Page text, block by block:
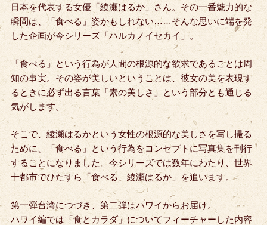
日本を代表する女優「綾瀬はるか」さん。その一番魅力的な
瞬間は、「食べる」姿かもしれない……そんな思いに端を発
した企画が今シリーズ「ハルカノイセカイ」。
「食べる」という行為が人間の根源的な欲求であることは周
知の事実。その姿が美しいということは、彼女の美を表現す
るときに必ず出る言葉「素の美しさ」という部分とも通じる
気がします。
そこで、綾瀬はるかという女性の根源的な美しさを写し撮る
ために、「食べる」という行為をコンセプトに写真集を刊行
することになりました。今シリーズでは数年にわたり、世界
十都市でひたすら「食べる、綾瀬はるか」を追います。
第一弾台湾につづき、第二弾はハワイからお届け。
ハワイ編では「食とカラダ」についてフィーチャーした内容